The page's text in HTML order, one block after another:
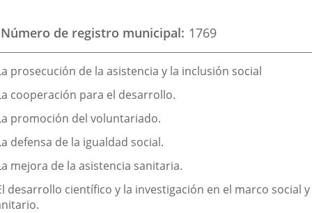
Número de registro municipal 1769
prosecución de la asistencia y la inclusión social
cooperación para el desarrollo.
promoción del voluntariado.
defensa de la igualdad social.
mejora de la asistencia sanitaria.
desarrollo científico y la investigación en el marco social y